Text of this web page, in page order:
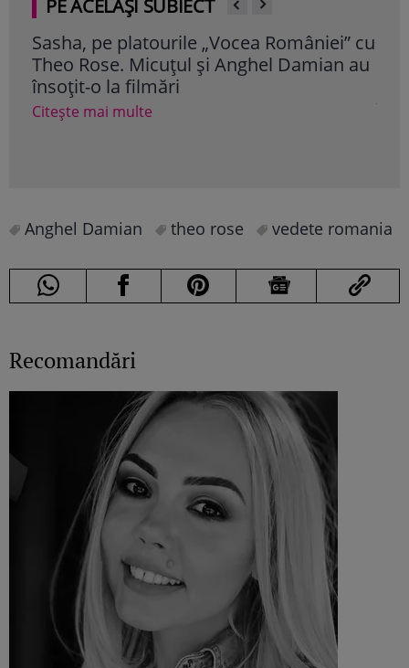
PE ACELAȘI SUBIECT
Sasha, pe platourile „Vocea României” cu
Theo Rose. Micuțul și Anghel Damian au
însoțit-o la filmări
Citește mai multe
Anghel Damian theo rose vedete romania
Recomandări